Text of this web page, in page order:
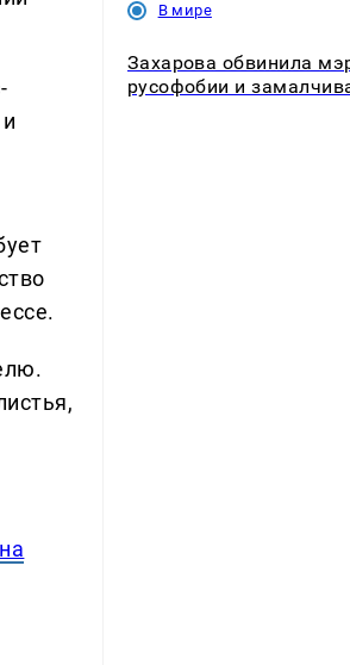
В мире
Захарова обвинила
русофобии и